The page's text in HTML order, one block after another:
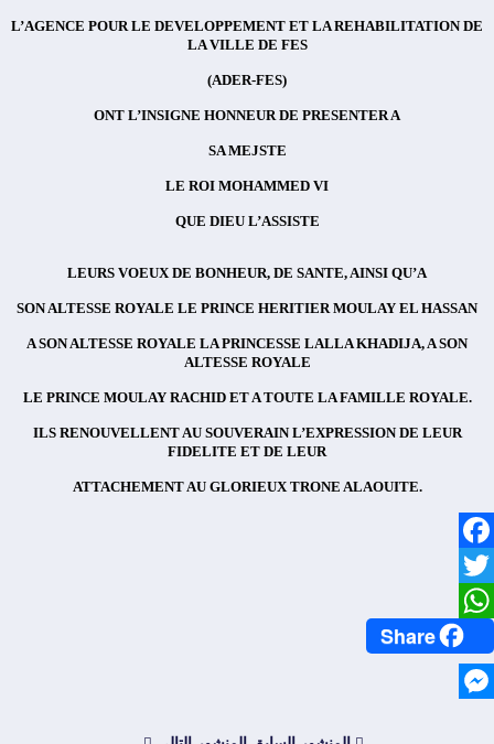
L’AGENCE POUR LE DEVELOPPEMENT ET LA REHABILITATION DE
LA VILLE DE FES
(ADER-FES)
ONT L’INSIGNE HONNEUR DE PRESENTER A
SA MEJSTE
LE ROI MOHAMMED VI
QUE DIEU L’ASSISTE
LEURS VOEUX DE BONHEUR, DE SANTE, AINSI QU’A
SON ALTESSE ROYALE LE PRINCE HERITIER MOULAY EL HASSAN
A SON ALTESSE ROYALE LA PRINCESSE LALLA KHADIJA, A SON
ALTESSE ROYALE
.LE PRINCE MOULAY RACHID ET A TOUTE LA FAMILLE ROYALE
ILS RENOUVELLENT AU SOUVERAIN L’EXPRESSION DE LEUR
FIDELITE ET DE LEUR
.ATTACHEMENT AU GLORIEUX TRONE ALAOUITE
Facebook
Twitter
WhatsApp
Share